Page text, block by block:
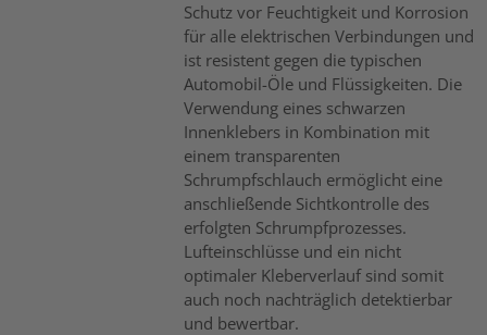
Schutz vor Feuchtigkeit und Korrosion
für alle elektrischen Verbindungen und
ist resistent gegen die typischen
Automobil-Öle und Flüssigkeiten. Die
Verwendung eines schwarzen
Innenklebers in Kombination mit
einem transparenten
Schrumpfschlauch ermöglicht eine
anschließende Sichtkontrolle des
erfolgten Schrumpfprozesses.
Lufteinschlüsse und ein nicht
optimaler Kleberverlauf sind somit
auch noch nachträglich detektierbar
und bewertbar.